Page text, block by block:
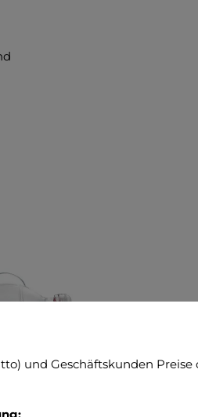
Beatmungsbeutel
und Geschäftskunden Preise